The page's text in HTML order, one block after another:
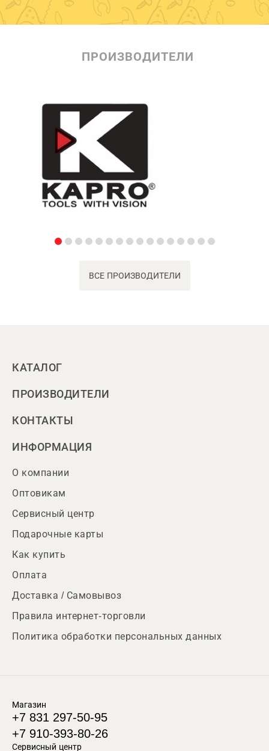
ПРОИЗВОДИТЕЛИ
ВСЕ ПРОИЗВОДИТЕЛИ
КАТАЛОГ
ПРОИЗВОДИТЕЛИ
КОНТАКТЫ
ИНФОРМАЦИЯ
О компании
Оптовикам
Сервисный центр
Подарочные карты
Как купить
Оплата
Доставка / Самовывоз
Правила интернет-торговли
Политика обработки персональных данных
Магазин
+7 831 297-50-95
+7 910-393-80-26
Сервисный центр